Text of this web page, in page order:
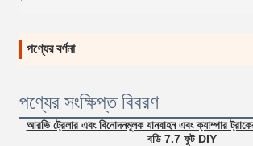
পণ্যের বর্ণনা
পণ্যের সংক্ষিপ্ত বিবরণ
আরভি ট্রেলার এবং বিনোদনমূলক যানবাহন এবং ক্যাম্পার
বডি 7.7 ফুট DIY